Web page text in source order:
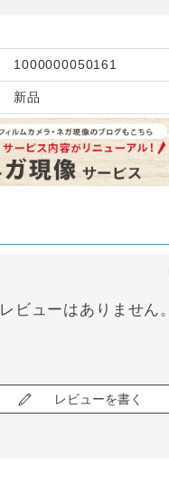
1000000050161
新品
レビューはありません。
レビューを書く